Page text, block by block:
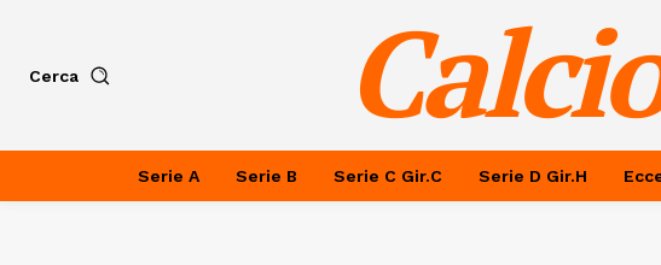
Cerca
Serie A Serie B Serie C Gir.C Serie D Gir.H